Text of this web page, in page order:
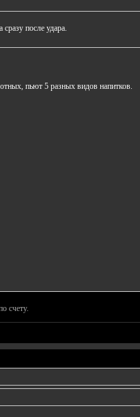
после удара.
пьют 5 разных видов напитков.
счету.